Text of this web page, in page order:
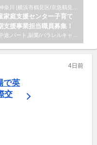
奈川 [横浜市鶴見区/京急鶴見駅 徒歩2分] サードプレイス
家庭支援センター子育て
支援事業担当職員募集！
途,パート,副業/パラレルキャリア
4日前
で英
交